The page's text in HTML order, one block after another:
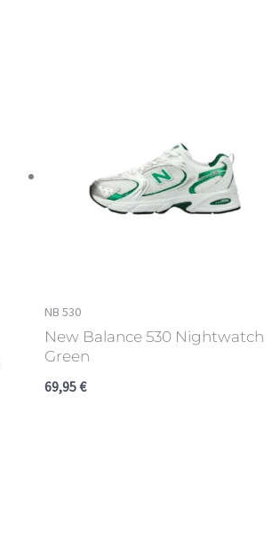
NB 530
New Balance 530 Nightwatch
Green
69,95€